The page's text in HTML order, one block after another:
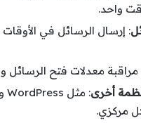
واحد.
: إرسال الرسائل في الأوقات
مراقبة معدلات فتح الرسائل
أخرى
مركزي.